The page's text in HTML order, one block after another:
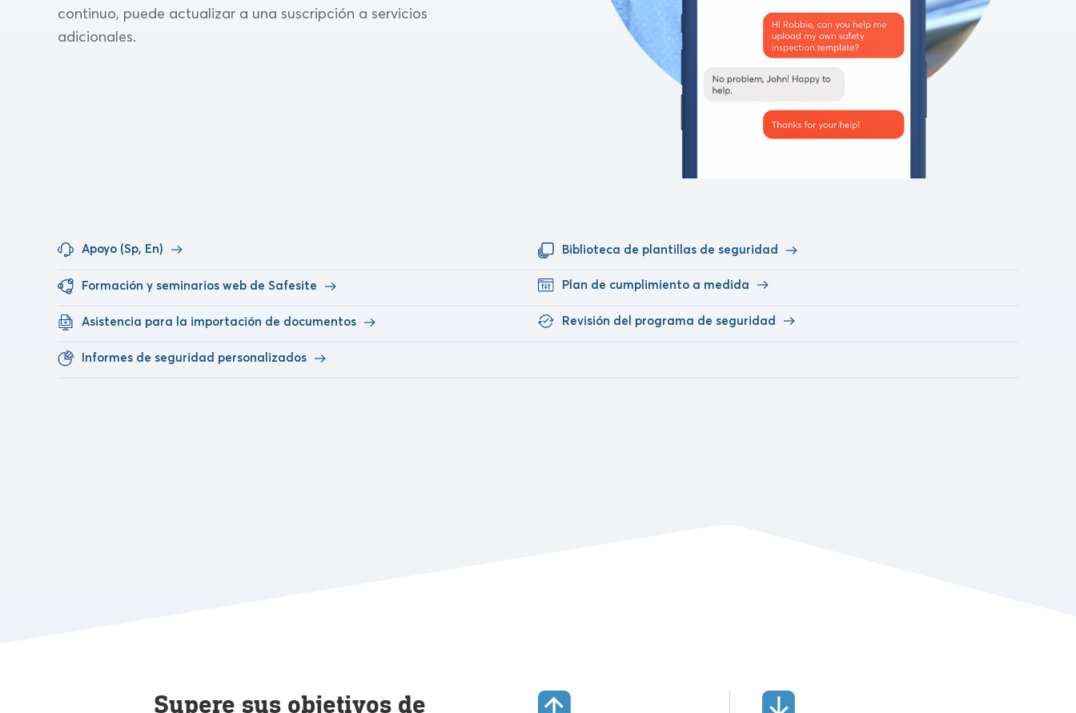
continuo, puede actualizar a una suscripción a servicios
adicionales.
Apoyo (Sp, En) Biblioteca de plantillas de seguridad
Formación y seminarios web de Safesite Plan de cumplimiento a medida
Asistencia para la importación de documentos Revisión del programa de seguridad
Informes de seguridad personalizados
Supere sus objetivos de